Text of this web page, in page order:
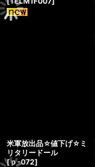
米軍放出品☆値下げ☆ミ
リタリードール
[ｐ-072]